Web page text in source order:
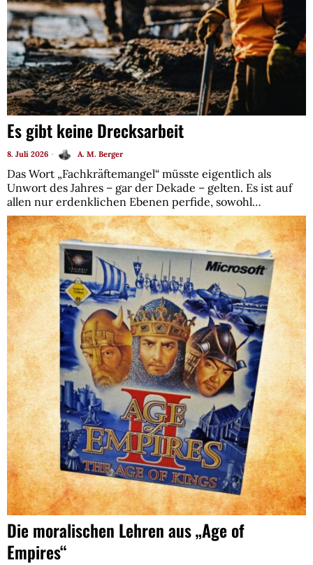
Es gibt keine Drecksarbeit
8. Juli 2026 A. M. Berger
Das Wort „Fachkräftemangel“ müsste eigentlich als
Unwort des Jahres – gar der Dekade – gelten. Es ist auf
allen nur erdenklichen Ebenen perfide, sowohl…
Die moralischen Lehren aus „Age of
Empires“